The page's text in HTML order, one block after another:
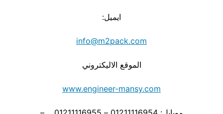
ايميل:
info@m2pack.com
الموقع الاليكتروني
www.engineer-mansy.com